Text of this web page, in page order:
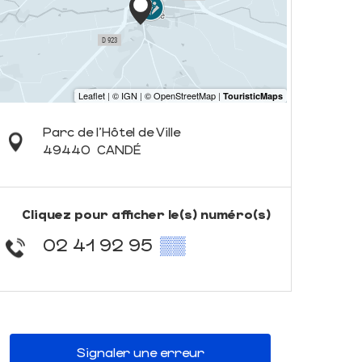
Parc de l'Hôtel de Ville
49440 CANDÉ
Cliquez pour afficher le(s) numéro(s)
02 41 92 95 ▒▒
Signaler une erreur